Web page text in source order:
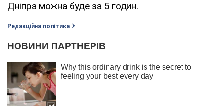
Дніпра можна буде за 5 годин.
Редакційна політика